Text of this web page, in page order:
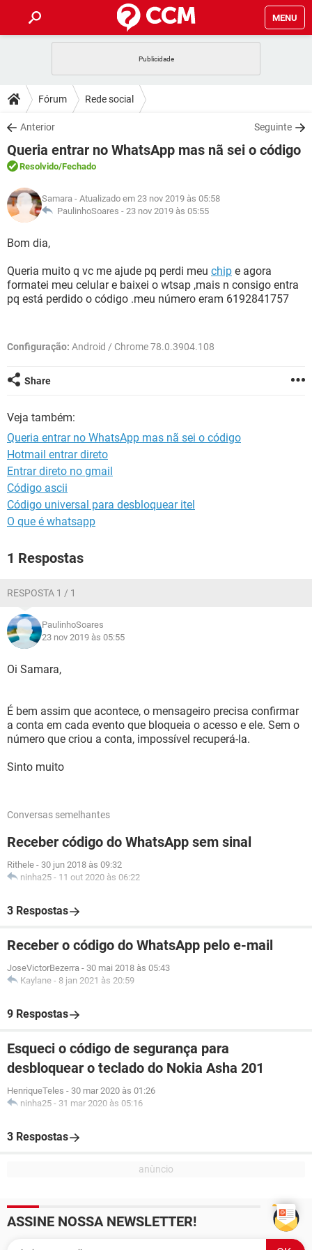
MENU
CELULAR
OUTLOOK
INSTAGRAM GMAIL
GUIA DE COMPRAS
DICAS
JOGOS
OUTLOOK
INSTAGRAM
GUIA DE COMPRAS
DOWNLOADS
JOGOS WHATSAPP
CELULAR
OUTLOOK EXCEL
INSTAGRAM
GUIA DE COMPRAS
FÓRUM
JOGOS
CELULAR FACEBOOK
GUIA DE COMPRAS
GLOSSÁRIO
JOGOS
CELULAR
OUTLOOK EXCEL
INSTAGRAM GMAIL
Fórum Rede social
Anterior Seguinte
Queria entrar no WhatsApp mas nã sei o código
Resolvido/Fechado
Samara - Atualizado em 23 nov 2019 às 05:58
PaulinhoSoares - 23 nov 2019 às 05:55
Bom dia,
Queria muito q vc me ajude pq perdi meu chip e agora
formatei meu celular e baixei o wtsap ,mais n consigo entra
pq está perdido o código .meu número eram 6192841757
Configuração: Android / Chrome 78.0.3904.108
Share
Veja também:
Queria entrar no WhatsApp mas nã sei o código
Hotmail entrar direto
Entrar direto no gmail
Código ascii
Código universal para desbloquear itel
O que é whatsapp
1 Respostas
RESPOSTA 1 / 1
PaulinhoSoares
23 nov 2019 às 05:55
Oi Samara,
É bem assim que acontece, o mensageiro precisa confirmar
a conta em cada evento que bloqueia o acesso e ele. Sem o
número que criou a conta, impossível recuperá-la.
Sinto muito
Conversas semelhantes
Receber código do WhatsApp sem sinal
Rithele - 30 jun 2018 às 09:32
ninha25 - 11 out 2020 às 06:22
3 Respostas
Receber o código do WhatsApp pelo e-mail
JoseVictorBezerra - 30 mai 2018 às 05:43
Kaylane - 8 jan 2021 às 20:59
9 Respostas
Esqueci o código de segurança para
desbloquear o teclado do Nokia Asha 201
HenriqueTeles - 30 mar 2020 às 01:26
ninha25 - 31 mar 2020 às 05:16
3 Respostas
ASSINE NOSSA NEWSLETTER!